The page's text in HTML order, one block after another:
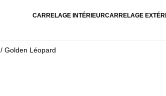
CARRELAGE INTÉRIEURCARRELAGE
/ Golden Léopard